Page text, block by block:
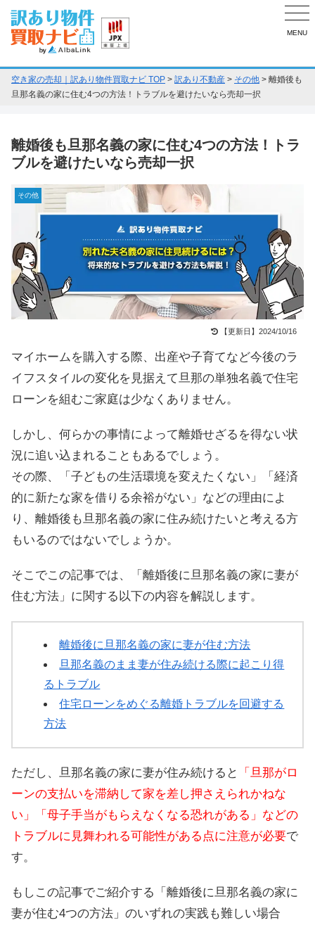
MENU
空き家の売却｜訳あり物件買取ナビ TOP > 訳あり不動産 > その他 > 離婚後も
旦那名義の家に住む4つの方法！トラブルを避けたいなら売却一択
離婚後も旦那名義の家に住む4つの方法！トラ
ブルを避けたいなら売却一択
その他
【更新日】2024/10/16
マイホームを購入する際、出産や子育てなど今後のラ
イフスタイルの変化を見据えて旦那の単独名義で住宅
ローンを組むご家庭は少なくありません。
しかし、何らかの事情によって離婚せざるを得ない状
況に追い込まれることもあるでしょう。
その際、「子どもの生活環境を変えたくない」「経済
的に新たな家を借りる余裕がない」などの理由によ
り、離婚後も旦那名義の家に住み続けたいと考える方
もいるのではないでしょうか。
そこでこの記事では、「離婚後に旦那名義の家に妻が
住む方法」に関する以下の内容を解説します。
離婚後に旦那名義の家に妻が住む方法
旦那名義のまま妻が住み続ける際に起こり得
るトラブル
住宅ローンをめぐる離婚トラブルを回避する
方法
ただし、旦那名義の家に妻が住み続けると
「旦那がロ
ーンの支払いを滞納して家を差し押さえられかねな
い」「母子手当がもらえなくなる恐れがある」などの
トラブルに見舞われる可能性がある点に注意が必要で
す。
もしこの記事でご紹介する「離婚後に旦那名義の家に
妻が住む4つの方法」のいずれの実践も難しい場合